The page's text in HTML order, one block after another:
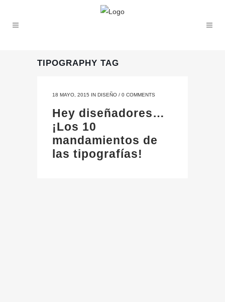
TIPOGRAPHY TAG
18 MAYO, 2015 IN DISEÑO / 0 COMMENTS
Hey diseñadores…
¡Los 10
mandamientos de
las tipografías!